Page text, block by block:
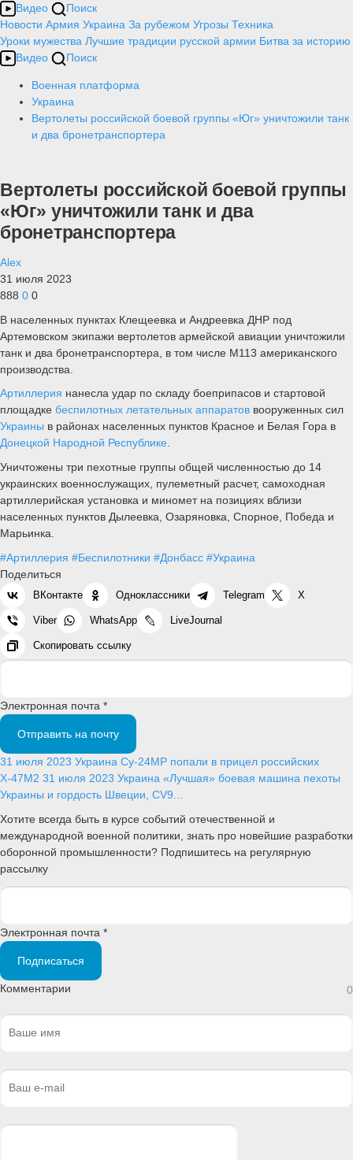
Видео
Поиск
Новости Армия Украина За рубежом Угрозы Техника
Уроки мужества Лучшие традиции русской армии Битва за историю
Видео
Поиск
Военная платформа
Украина
Вертолеты российской боевой группы «Юг» уничтожили танк
и два бронетранспортера
Вертолеты российской боевой группы
«Юг» уничтожили танк и два
бронетранспортера
Alex
31 июля 2023
888 0 0
В населенных пунктах Клещеевка и Андреевка ДНР под
Артемовском экипажи вертолетов армейской авиации уничтожили
танк и два бронетранспортера, в том числе М113 американского
производства.
Артиллерия нанесла удар по складу боеприпасов и стартовой
площадке беспилотных летательных аппаратов вооруженных сил
Украины в районах населенных пунктов Красное и Белая Гора в
Донецкой Народной Республике.
Уничтожены три пехотные группы общей численностью до 14
украинских военнослужащих, пулеметный расчет, самоходная
артиллерийская установка и миномет на позициях вблизи
населенных пунктов Дылеевка, Озаряновка, Спорное, Победа и
Марьинка.
#Артиллерия #Беспилотники #Донбасс #Украина
Поделиться
ВКонтакте Одноклассники Telegram X
Viber WhatsApp LiveJournal
Скопировать ссылку
Электронная почта *
Отправить на почту
31 июля 2023 Украина Су-24МР попали в прицел российских
Х-47М2 31 июля 2023 Украина «Лучшая» боевая машина пехоты
Украины и гордость Швеции, CV9...
Хотите всегда быть в курсе событий отечественной и
международной военной политики, знать про новейшие разработки
оборонной промышленности? Подпишитесь на регулярную
рассылку
Электронная почта *
Подписаться
Комментарии 0